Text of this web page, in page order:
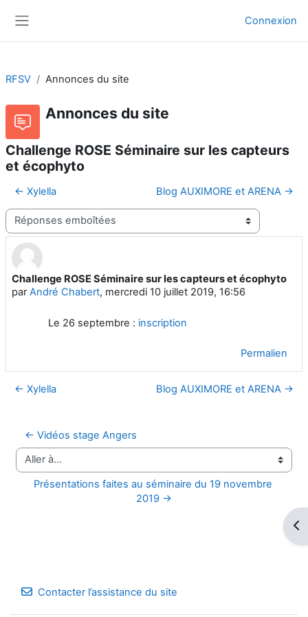
Connexion
RFSV Annonces du site
Annonces du site
Challenge ROSE Séminaire sur les capteurs
et écophyto
← Xylella Blog AUXIMORE et ARENA →
Type d’affichage
Challenge ROSE Séminaire sur les capteurs et écophyto
parAndré Chabert, mercredi 10 juillet 2019, 16:56
Nombre de réponses : 0
Le 26 septembre : inscription
Permalien
← Xylella Blog AUXIMORE et ARENA →
← Vidéos stage Angers
Aller à…
Présentations faites au séminaire du 19 novembre
2019 →
Contacter l’assistance du site